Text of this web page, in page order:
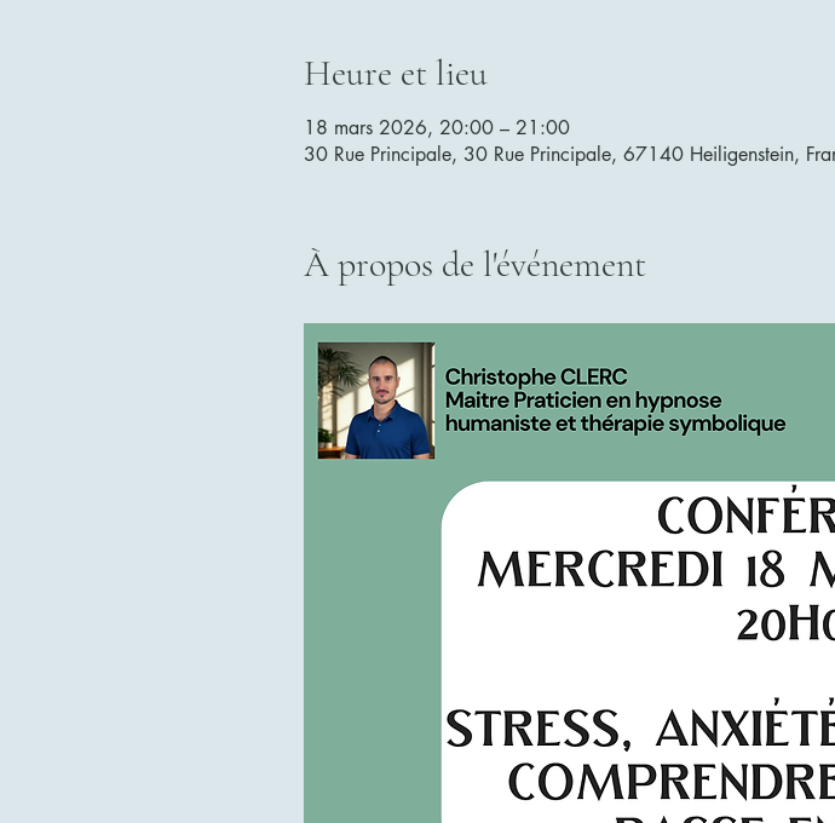
Heure et lieu
18 mars 2026, 20:00 – 21:00
30 Rue Principale, 30 Rue Principale, 67140 Heiligenstein,
À propos de l'événement